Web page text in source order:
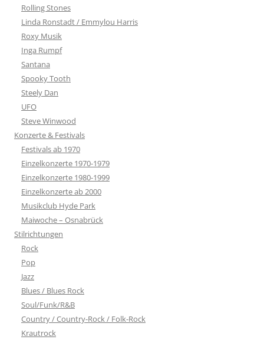
Rolling Stones
Linda Ronstadt / Emmylou Harris
Roxy Musik
Inga Rumpf
Santana
Spooky Tooth
Steely Dan
UFO
Steve Winwood
Konzerte & Festivals
Festivals ab 1970
Einzelkonzerte 1970-1979
Einzelkonzerte 1980-1999
Einzelkonzerte ab 2000
Musikclub Hyde Park
Maiwoche – Osnabrück
Stilrichtungen
Rock
Pop
Jazz
Blues / Blues Rock
Soul/Funk/R&B
Country / Country-Rock / Folk-Rock
Krautrock